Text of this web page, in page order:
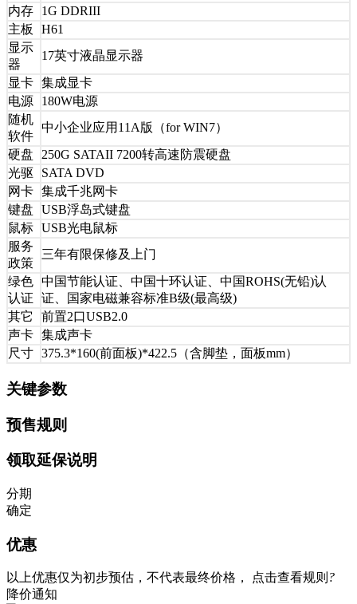
内存
1G DDRIII
主板
H61
显示
器
17英寸液晶显示器
显卡 集成显卡
电源
180W电源
随机
软件
中小企业应用11A版（for WIN7）
硬盘
250G SATAII 7200转高速防震硬盘
光驱
SATA DVD
网卡 集成千兆网卡
键盘
USB浮岛式键盘
鼠标 USB光电鼠标
服务
政策
三年有限保修及上门
绿色
认证
中国节能认证、中国十环认证、中国ROHS(无铅)认
证、国家电磁兼容标准B级(最高级)
其它
前置2口USB2.0
声卡 集成声卡
尺寸 375.3*160(前面板)*422.5（含脚垫，面板mm）
关键参数
预售规则
领取延保说明
分期
确定
优惠
以上优惠仅为初步预估，不代表最终价格， 点击查看规则 ?
降价通知